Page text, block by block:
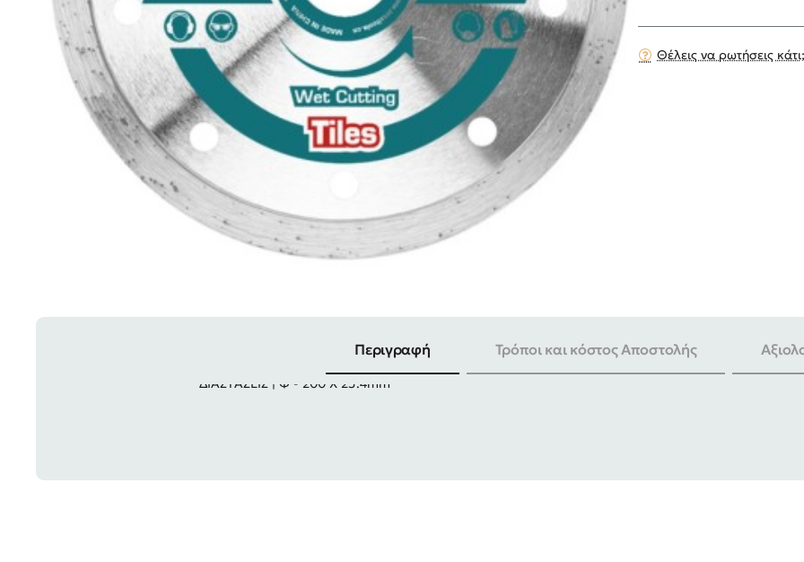
Θέλεις να ρωτήσεις κάτι;
Περιγραφή Τρόποι και κόστος Αποστολής
ΔΙΑΣΤΑΣΕΙΣ | Φ - 200 Χ 25.4mm